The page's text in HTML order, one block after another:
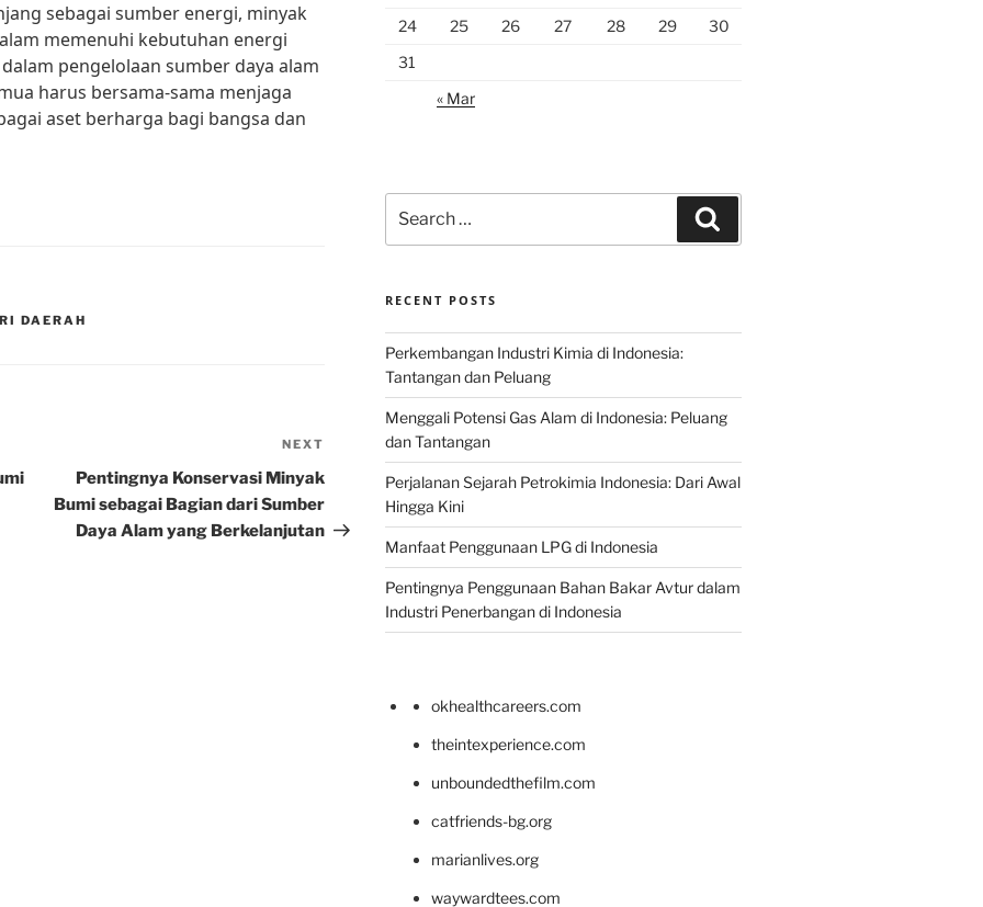
sebagai sumber energi, minyak
memenuhi kebutuhan energi
pengelolaan sumber daya alam
harus bersama-sama menjaga
aset berharga bagi bangsa dan
DAERAH
Post
NEXT
Pentingnya Konservasi Minyak
Bumi sebagai Bagian dari Sumber
Daya Alam yang Berkelanjutan
24
25 26 27 28 29
30
31
« Mar
for:
RECENT POSTS
Perkembangan Industri Kimia di Indonesia:
Tantangan dan Peluang
Menggali Potensi Gas Alam di Indonesia: Peluang
dan Tantangan
Perjalanan Sejarah Petrokimia Indonesia: Dari Awal
Hingga Kini
Manfaat Penggunaan LPG di Indonesia
Pentingnya Penggunaan Bahan Bakar Avtur dalam
Industri Penerbangan di Indonesia
okhealthcareers.com
theintexperience.com
unboundedthefilm.com
catfriends-bg.org
marianlives.org
waywardtees.com